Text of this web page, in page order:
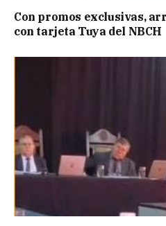
Con promos exclusivas,
con tarjeta Tuya del NBCH